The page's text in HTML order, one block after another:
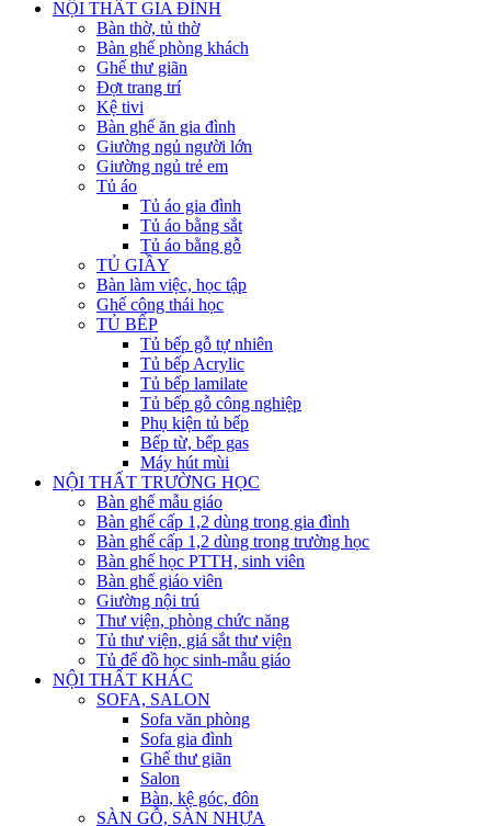
NỘI THẤT GIA ĐÌNH
Bàn thờ, tủ thờ
Bàn ghế phòng khách
Ghế thư giãn
Đợt trang trí
Kệ tivi
Bàn ghế ăn gia đình
Giường ngủ người lớn
Giường ngủ trẻ em
Tủ áo
Tủ áo gia đình
Tủ áo bằng sắt
Tủ áo bằng gỗ
TỦ GIẦY
Bàn làm việc, học tập
Ghế công thái học
TỦ BẾP
Tủ bếp gỗ tự nhiên
Tủ bếp Acrylic
Tủ bếp lamilate
Tủ bếp gỗ công nghiệp
Phụ kiện tủ bếp
Bếp từ, bếp gas
Máy hút mùi
NỘI THẤT TRƯỜNG HỌC
Bàn ghế mẫu giáo
Bàn ghế cấp 1,2 dùng trong gia đình
Bàn ghế cấp 1,2 dùng trong trường học
Bàn ghế học PTTH, sinh viên
Bàn ghế giáo viên
Giường nội trú
Thư viện, phòng chức năng
Tủ thư viện, giá sắt thư viện
Tủ để đồ học sinh-mẫu giáo
NỘI THẤT KHÁC
SOFA, SALON
Sofa văn phòng
Sofa gia đình
Ghế thư giãn
Salon
Bàn, kệ góc, đôn
SÀN GỖ, SÀN NHỰA